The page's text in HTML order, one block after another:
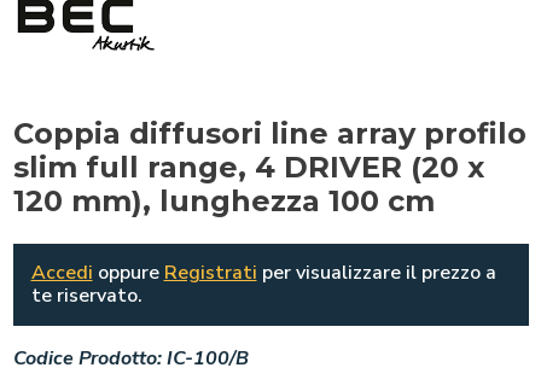
Coppia diffusori line array profilo
slim full range, 4 DRIVER (20 x
120 mm), lunghezza 100 cm
Accedi oppure Registrati per visualizzare il prezzo a
te riservato.
Codice Prodotto: IC-100/B